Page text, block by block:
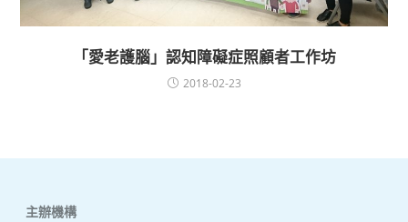
「愛老護腦」認知障礙症照顧者工作坊
2018-02-23
主辦機構